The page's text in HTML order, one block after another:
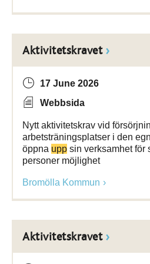
Aktivitetskravet
17 June 2026
Webbsida
Nytt aktivitetskrav vid
arbetsträningsplatser i den
öppna upp sin verksamhet för
personer möjlighet
Bromölla Kommun
Aktivitetskravet